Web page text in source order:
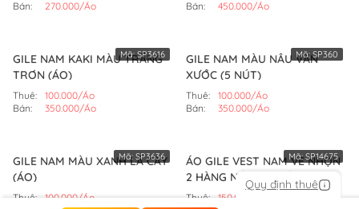
Bán:
270.000/Áo
Bán:
450.000/Áo
GILE NAM KAKI MÀU TRẮNG
TRƠN (ÁO)
Thuê:
100.000/Áo
Bán:
350.000/Áo
Mã:SP3616
GILE NAM MÀU NÂU VÂN
XƯỚC (5 NÚT)
Thuê:
100.000/Áo
Bán:
350.000/Áo
Mã:SP360
GILE NAM MÀU XANH LÁ CÂY
(ÁO)
Thuê:
100.000/Áo
Mã: SP3636
ÁO GILE VEST NAM VE NHỌN
2 HÀNG NÚT (V2) (ÁO)
Thuê:
150.000/Áo
Mã:SP14675
Quy định thuê